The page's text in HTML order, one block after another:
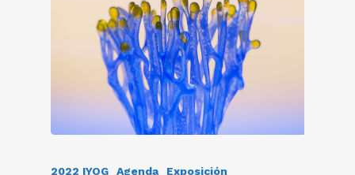
2022 IYOG Agenda
Exposición